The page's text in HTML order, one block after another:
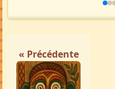
« Précédente